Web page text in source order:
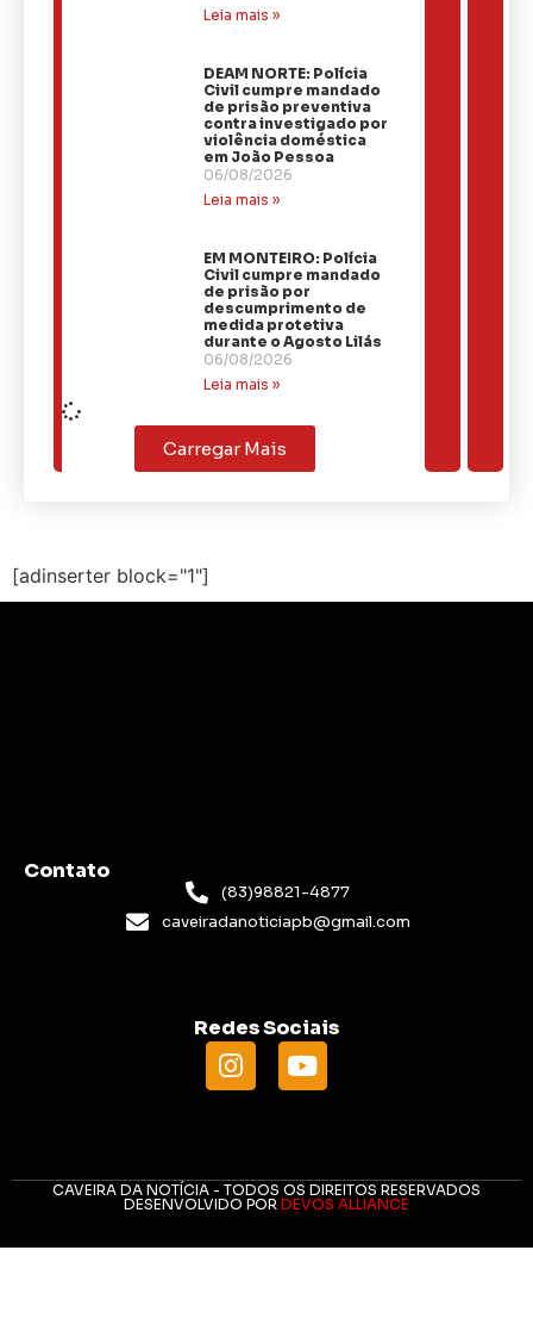
Leia mais »
DEAM NORTE: Polícia
Civil cumpre mandado
de prisão preventiva
contra investigado por
violência doméstica
em João Pessoa
06/08/2026
Leia mais »
EM MONTEIRO: Polícia
Civil cumpre mandado
de prisão por
descumprimento de
medida protetiva
durante o Agosto Lilás
06/08/2026
Leia mais »
Carregar Mais
[adinserter block="1"]
Contato
(83)98821-4877
caveiradanoticiapb@gmail.com
Redes Sociais
CAVEIRA DA NOTÍCIA - TODOS OS DIREITOS RESERVADOS
DESENVOLVIDO POR DEVOS ALLIANCE